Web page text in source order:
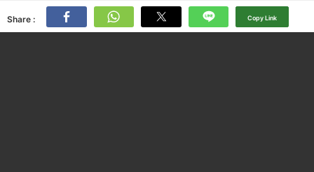
Share : Copy Link